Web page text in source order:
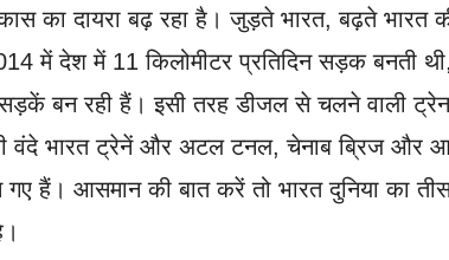
का दायरा बढ़ रहा है। जुड़ते भारत, बढ़ते भारत
में देश में 11 किलोमीटर प्रतिदिन सड़क बनती
बन रही हैं। इसी तरह डीजल से चलने वाली
वंदे भारत ट्रेनें और अटल टनल, चेनाब ब्रिज और
हैं। आसमान की बात करें तो भारत दुनिया का